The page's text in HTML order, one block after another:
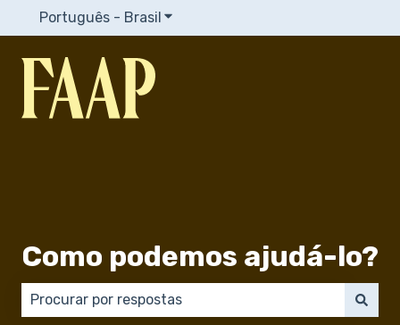
Português - Brasil Mostrar submenu para traduções
Como podemos ajudá-lo?